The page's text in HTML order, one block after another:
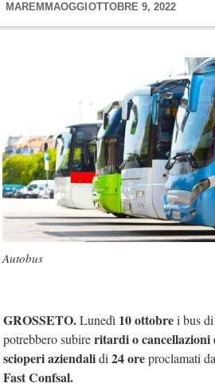
MAREMMAOGGI OTTOBRE 9, 2022
Autobus
GROSSETO.Lunedì 10 ottobrei bus di
potrebbero subireritardi o cancellazioni
scioperi aziendalidi 24 oreproclamati da
Fast Confsal.